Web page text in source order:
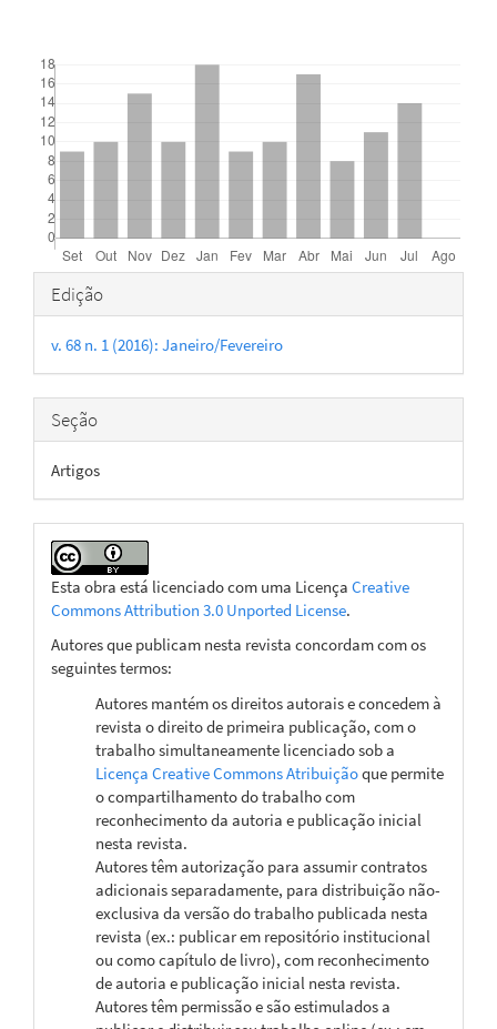
Detalhes
do
artigo
Edição
v. 68 n. 1 (2016): Janeiro/Fevereiro
Seção
Artigos
Esta obra está licenciado com uma Licença Creative
Commons Attribution 3.0 Unported License.
Autores que publicam nesta revista concordam com os
seguintes termos:
Autores mantém os direitos autorais e concedem à
revista o direito de primeira publicação, com o
trabalho simultaneamente licenciado sob a
Licença Creative Commons Atribuiçãoque permite
o compartilhamento do trabalho com
reconhecimento da autoria e publicação inicial
nesta revista.
Autores têm autorização para assumir contratos
adicionais separadamente, para distribuição não-
exclusiva da versão do trabalho publicada nesta
revista (ex.: publicar em repositório institucional
ou como capítulo de livro), com reconhecimento
de autoria e publicação inicial nesta revista.
Autores têm permissão e são estimulados a